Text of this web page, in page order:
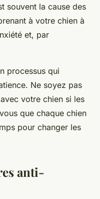
souvent la cause des
à votre chien à
et, par
processus qui
Ne soyez pas
votre chien si les
que chaque chien
pour changer les
anti-